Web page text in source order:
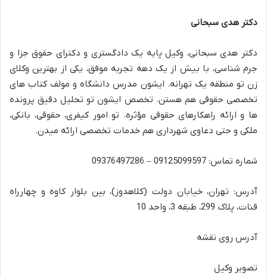
دکتر هدی سبحانی
دکتر هدی سبحانی، وکیل پایه یک دادگستری و دکترای حقوق جزا و
جرم شناسی، با بیش از یک دهه تجربه موفق، یکی از بهترین وکلای
زن تو منطقه یک تهرانه. ایشون مدرس دانشگاه و مولف کتاب های
تخصصی حقوقی هم هستن. تخصص ایشون تو تحلیل دقیق پرونده
ها و ارائه راهکارهای حقوقی مؤثره. تو امور کیفری، حقوقی، بانکی،
ملکی و حتی دعاوی شهرداری هم خدمات تخصصی ارائه میدن.
شماره تماس: 09125099597 – 09376497286
آدرس: تهران، خیابان دولت (کلاهدوز)، بین بلوار کاوه و چهارراه
قنات، پلاک 299، طبقه 3، واحد 10
آدرس روی نقشه
تصویر وکیل